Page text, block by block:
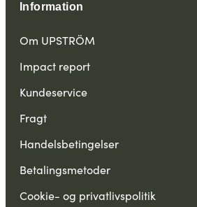
Information
Om UPSTRÖM
Impact report
Kundeservice
Fragt
Handelsbetingelser
Betalingsmetoder
Cookie- og privatlivspolitik